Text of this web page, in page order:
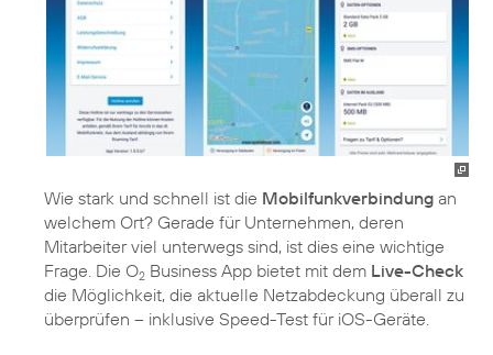
Wie stark und schnell ist die Mobilfunkverbindung an
welchem Ort? Gerade für Unternehmen, deren
Mitarbeiter viel unterwegs sind, ist dies eine wichtige
Frage. Die O2 Business App bietet mit dem Live-Check
die Möglichkeit, die aktuelle Netzabdeckung überall zu
überprüfen – inklusive Speed-Test für iOS-Geräte.